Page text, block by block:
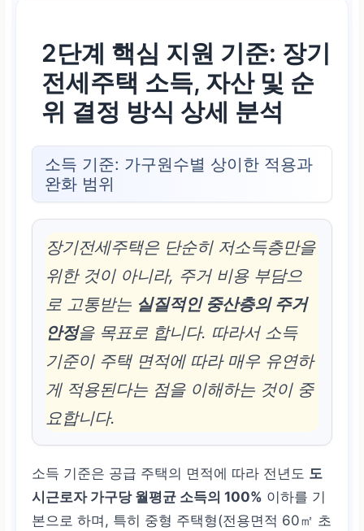
2단계 핵심 지원 기준: 장기
전세주택 소득, 자산 및 순
위 결정 방식 상세 분석
소득 기준: 가구원수별 상이한 적용과
완화 범위
장기전세주택은 단순히 저소득층만을
위한 것이 아니라, 주거 비용 부담으
로 고통받는 실질적인 중산층의 주거
안정을 목표로 합니다. 따라서 소득
기준이 주택 면적에 따라 매우 유연하
게 적용된다는 점을 이해하는 것이 중
요합니다.
소득 기준은 공급 주택의 면적에 따라 전년도 도
시근로자 가구당 월평균 소득의 100% 이하를 기
본으로 하며, 특히 중형 주택형(전용면적 60㎡ 초